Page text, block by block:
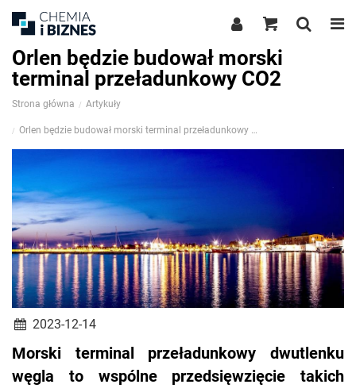
Orlen będzie budował morski
terminal przeładunkowy CO2
Strona główna Artykuły
Orlen będzie budował morski terminal przeładunkowy CO2
2023-12-14
Morski terminal przeładunkowy dwutlenku
węgla to wspólne przedsięwzięcie takich